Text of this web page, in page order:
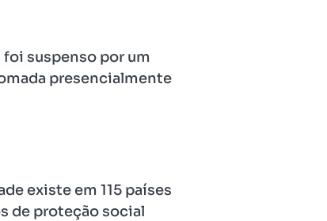
suspenso por um
presencialmente
existe em 115 países
de proteção social